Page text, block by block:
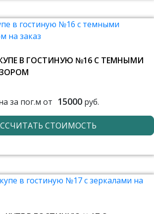
В ГОСТИНУЮ №16 С ТЕМНЫМИ
за пог.м от 15000руб.
СТОИМОСТЬ